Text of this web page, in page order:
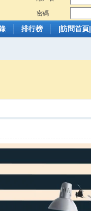
密碼
排行榜 |訪問首頁|